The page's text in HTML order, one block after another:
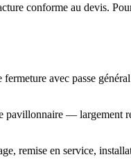
conforme au devis.
avec passe
pavillonnaire — largement
remise en service,